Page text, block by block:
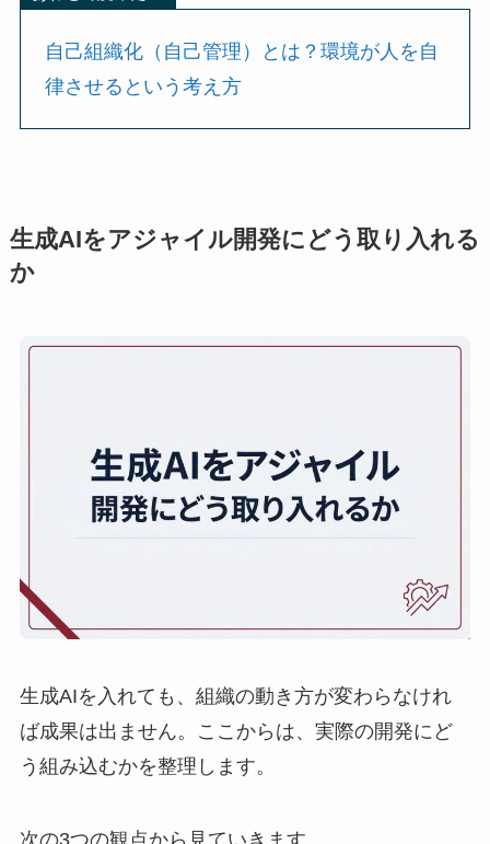
自己組織化（自己管理）とは？環境が人を自
律させるという考え方
生成AIをアジャイル開発にどう取り入れる
か
生成AIを入れても、組織の動き方が変わらなけれ
ば成果は出ません。ここからは、実際の開発にど
う組み込むかを整理します。